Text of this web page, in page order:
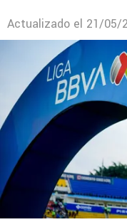
Actualizado el 21/05/